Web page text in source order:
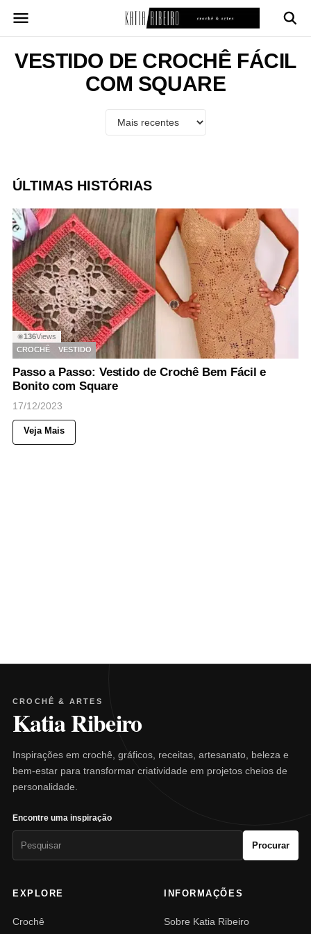
para
conteúdo
VESTIDO DE CROCHÊ FÁCIL
COM SQUARE
ÚLTIMAS HISTÓRIAS
◉136Views
CROCHÊ
VESTIDO
Passo a Passo: Vestido de Crochê Bem Fácil e
Bonito com Square
17/12/2023
Veja Mais
CROCHÊ & ARTES
Katia Ribeiro
Inspirações em crochê, gráficos, receitas, artesanato, beleza e
bem-estar para transformar criatividade em projetos cheios de
personalidade.
Encontre uma inspiração
Procurar
EXPLORE
Crochê
INFORMAÇÕES
Sobre Katia Ribeiro